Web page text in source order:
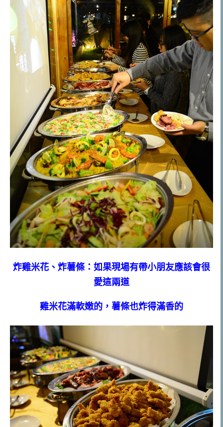
炸雞米花、炸薯條：如果現場有帶小朋友應該會很
愛這兩道
雞米花滿軟嫩的，薯條也炸得滿香的